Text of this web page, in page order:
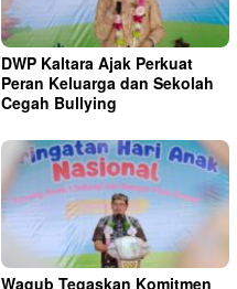
DWP Kaltara Ajak Perkuat
Peran Keluarga dan Sekolah
Cegah Bullying
Wagub Tegaskan Komitmen